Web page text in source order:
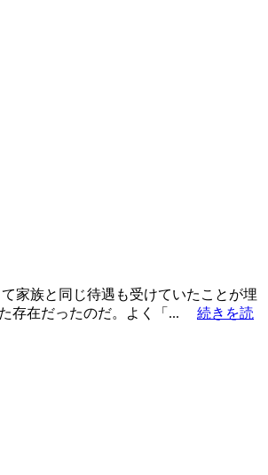
家族と同じ待遇も受けていたことが埋
存在だったのだ。よく「... 続きを読